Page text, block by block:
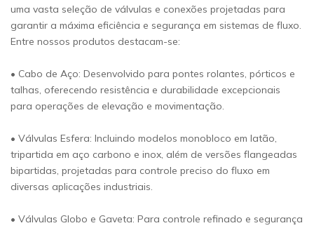
uma vasta seleção de válvulas e conexões projetadas para
garantir a máxima eficiência e segurança em sistemas de fluxo.
Entre nossos produtos destacam-se:
• Cabo de Aço: Desenvolvido para pontes rolantes, pórticos e
talhas, oferecendo resistência e durabilidade excepcionais
para operações de elevação e movimentação.
• Válvulas Esfera: Incluindo modelos monobloco em latão,
tripartida em aço carbono e inox, além de versões flangeadas
bipartidas, projetadas para controle preciso do fluxo em
diversas aplicações industriais.
• Válvulas Globo e Gaveta: Para controle refinado e segurança